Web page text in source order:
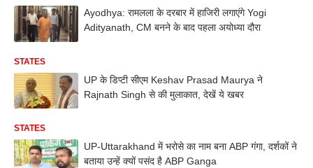
Ayodhya: रामलला के दरबार में हाजिरी लगाएंगे Yogi
Adityanath, CM बनने के बाद पहला अयोध्या दौरा
STATES
UP के डिप्टी सीएम Keshav Prasad Maurya ने
Rajnath Singh से की मुलाकात, देखें ये खबर
STATES
UP-Uttarakhand में भरोसे का नाम बना ABP गंगा, दर्शकों ने
बताया उन्हें क्यों पसंद है ABP Ganga